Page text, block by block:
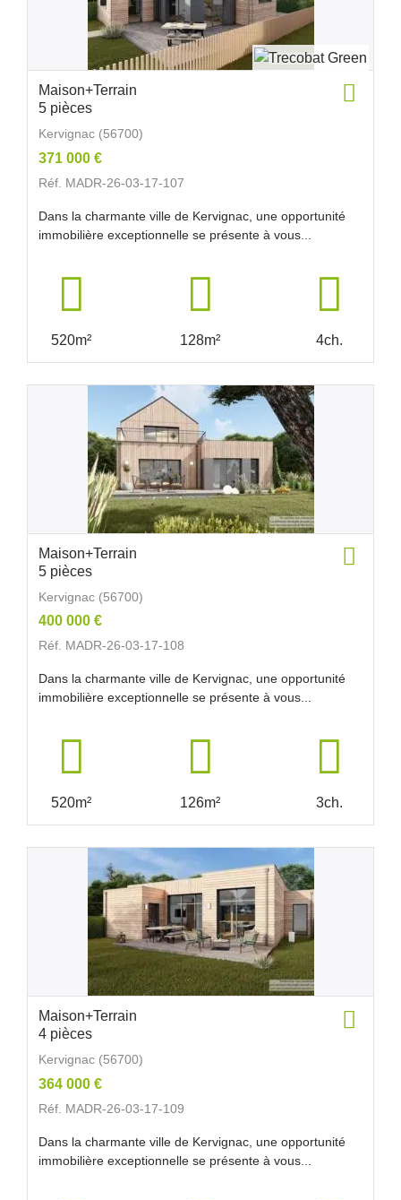
Maison+Terrain
5 pièces
Kervignac (56700)
371 000 €
Réf. MADR-26-03-17-107
Dans la charmante ville de Kervignac, une opportunité
immobilière exceptionnelle se présente à vous...
520m² 128m² 4ch.
Maison+Terrain
5 pièces
Kervignac (56700)
400 000 €
Réf. MADR-26-03-17-108
Dans la charmante ville de Kervignac, une opportunité
immobilière exceptionnelle se présente à vous...
520m² 126m² 3ch.
Maison+Terrain
4 pièces
Kervignac (56700)
364 000 €
Réf. MADR-26-03-17-109
Dans la charmante ville de Kervignac, une opportunité
immobilière exceptionnelle se présente à vous...